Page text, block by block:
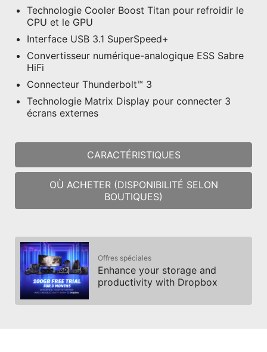
Technologie Cooler Boost Titan pour refroidir le
CPU et le GPU
Interface USB 3.1 SuperSpeed+
Convertisseur numérique-analogique ESS Sabre
HiFi
Connecteur Thunderbolt™ 3
Technologie Matrix Display pour connecter 3
écrans externes
CARACTÉRISTIQUES
OÙ ACHETER (DISPONIBILITÉ SELON
BOUTIQUES)
Offres spéciales
Enhance your storage and
productivity with Dropbox